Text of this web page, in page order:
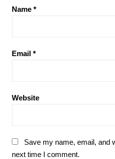
Name *
Email *
Website
Save my name, email, and
next time I comment.